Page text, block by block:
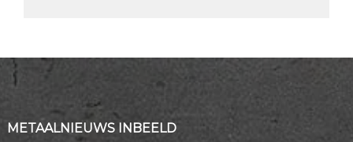
METAALNIEUWS INBEELD